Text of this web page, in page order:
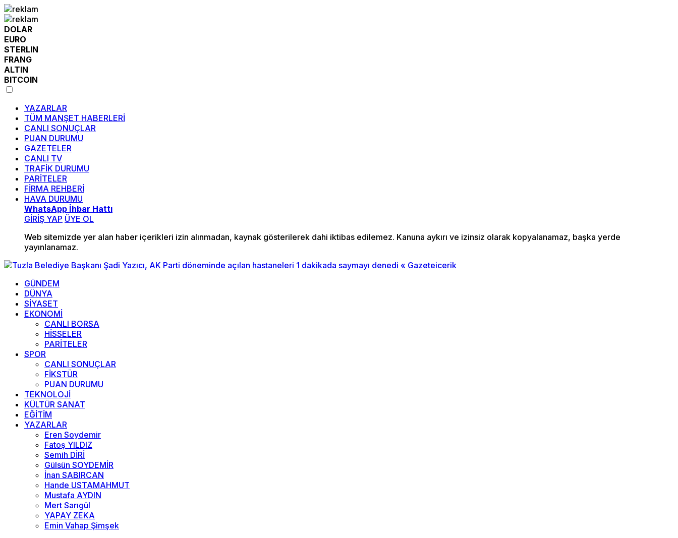
DOLAR
EURO
STERLIN
FRANG
ALTIN
BITCOIN
YAZARLAR
TÜM MANŞET HABERLERİ
CANLI SONUÇLAR
PUAN DURUMU
GAZETELER
CANLI TV
TRAFİK DURUMU
PARİTELER
FİRMA REHBERİ
HAVA DURUMU
WhatsApp İhbar Hattı
GİRİŞ YAP ÜYE OL
Web sitemizde yer alan haber içerikleri izin alınmadan, kaynak gösterilerek dahi iktibas edilemez. Kanuna aykırı ve izinsiz olarak kopyalanamaz, başka yerde
yayınlanamaz.
GÜNDEM
DÜNYA
SİYASET
EKONOMİ
CANLI BORSA
HİSSELER
PARİTELER
SPOR
CANLI SONUÇLAR
FİKSTÜR
PUAN DURUMU
TEKNOLOJİ
KÜLTÜR SANAT
EĞİTİM
YAZARLAR
Eren Soydemir
Fatoş YILDIZ
Semih DİRİ
Gülsün SOYDEMİR
İnan SABIRCAN
Hande USTAMAHMUT
Mustafa AYDIN
Mert Sarıgül
YAPAY ZEKA
Emin Vahap Şimşek